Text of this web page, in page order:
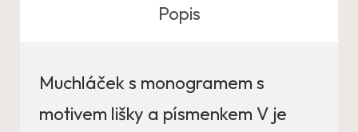
Popis
Muchláček s monogramem s
motivem lišky a písmenkem V je